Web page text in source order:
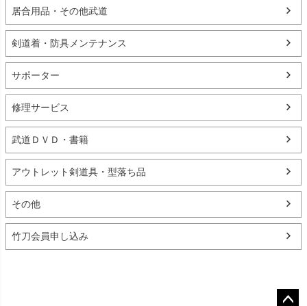
居合用品・その他武道
剣道着・防具メンテナンス
サポーター
修理サービス
武道ＤＶＤ・書籍
アウトレット剣道具・型落ち品
その他
竹刀会員申し込み